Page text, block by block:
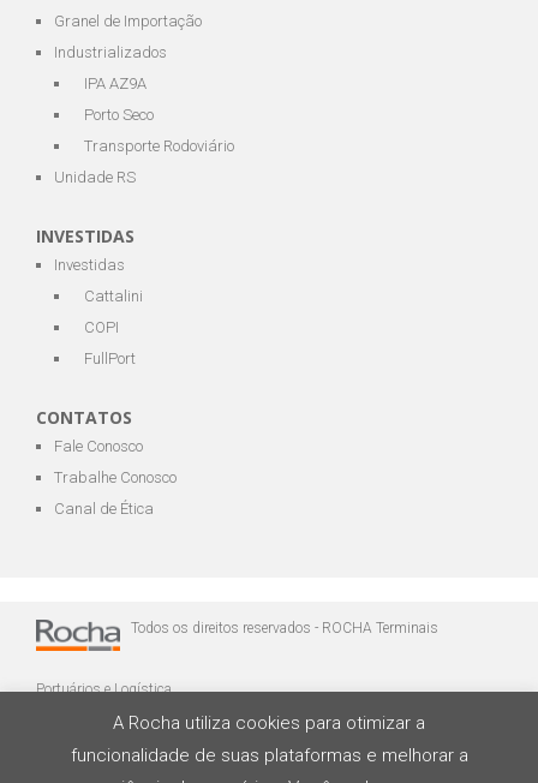
Granel de Importação
Industrializados
IPA AZ9A
Porto Seco
Transporte Rodoviário
Unidade RS
INVESTIDAS
Investidas
Cattalini
COPI
FullPort
CONTATOS
Fale Conosco
Trabalhe Conosco
Canal de Ética
Todos os direitos reservados - ROCHA Terminais
Portuários e Logística
A Rocha utiliza cookies para otimizar a
funcionalidade de suas plataformas e melhorar a